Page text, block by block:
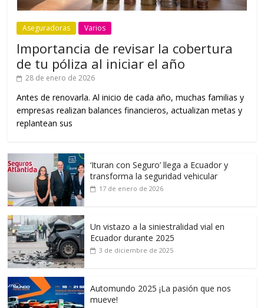
Aseguradoras Varios
Importancia de revisar la cobertura
de tu póliza al iniciar el año
28 de enero de 2026
Antes de renovarla. Al inicio de cada año, muchas familias y
empresas realizan balances financieros, actualizan metas y
replantean sus
‘Ituran con Seguro’ llega a Ecuador y
transforma la seguridad vehicular
17 de enero de 2026
Un vistazo a la siniestralidad vial en
Ecuador durante 2025
3 de diciembre de 2025
Automundo 2025 ¡La pasión que nos
mueve!